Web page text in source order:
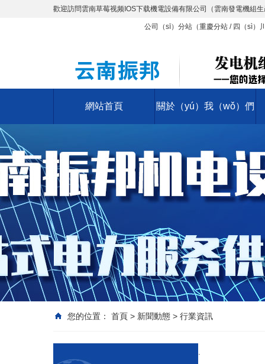
歡迎訪問雲南草莓视频IOS下载機電設備有限公司（雲南發電機組
公司（sī）分站（重慶分站 / 四（sì）
網站首頁 關於（yú）我（wǒ）們
您的位置： 首頁 > 新聞動態 > 行業資訊